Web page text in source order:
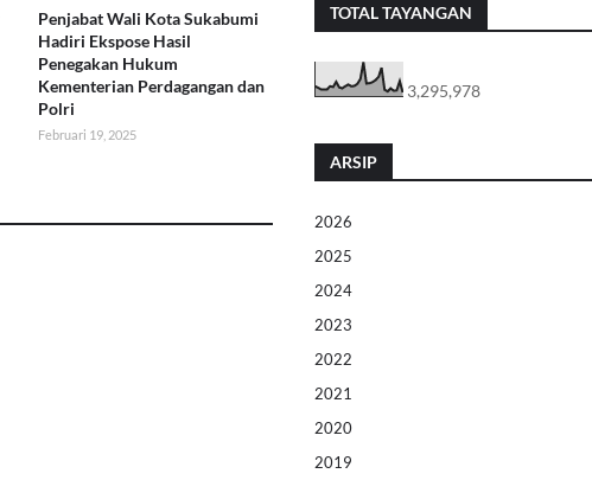
Penjabat Wali Kota Sukabumi
Hadiri Ekspose Hasil
Penegakan Hukum
Kementerian Perdagangan dan
Polri
Februari 19, 2025
TOTAL TAYANGAN
3,295,978
ARSIP
2026
2025
2024
2023
2022
2021
2020
2019